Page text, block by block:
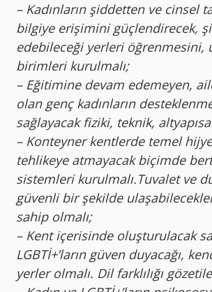
– Kadınların şiddetten ve
bilgiye erişimini güçlendirecek,
edebileceği yerleri öğrenmesini,
birimleri kurulmalı;
– Eğitimine devam edemeyen,
olan genç kadınların
sağlayacak fiziki, teknik,
– Konteyner kentlerde temel
tehlikeye atmayacak biçimde
sistemleri kurulmalı.Tuvalet ve
güvenli bir şekilde
sahip olmalı;
– Kent içerisinde oluşturulacak
LGBTİ+’ların güven duyacağı,
yerler olmalı. Dil farklılığı